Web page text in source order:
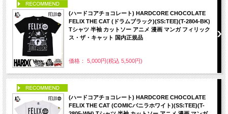
(ハードコアチョコレート) HARDCORE CHOCOLATE
FELIX THE CAT (ドラムブラック)(SS:TEE)(T-2804-BK)
Tシャツ 半袖 カットソー アニメ 漫画 マンガ フィリック
ス・ザ・キャット 国内正規品
価格： 5,000円(税込 5,500円)
(ハードコアチョコレート) HARDCORE CHOCOLATE
FELIX THE CAT (COMICバニラホワイト)(SS:TEE)(T-